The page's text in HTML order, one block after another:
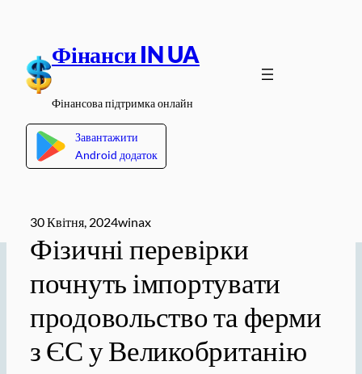
вмісту
Фінанси IN UA
Фінансова підтримка онлайн
Завантажити
Android додаток
30 Квітня, 2024winax
Фізичні перевірки
почнуть імпортувати
продовольство та ферми
з ЄС у Великобританію